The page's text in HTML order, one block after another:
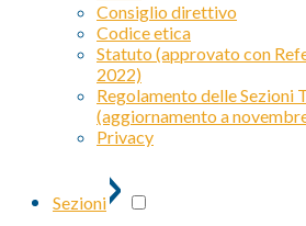
Consiglio direttivo
Codice etica
Statuto (approvato con
2022)
Regolamento delle Sezioni
(aggiornamento a
Privacy
Sezioni›